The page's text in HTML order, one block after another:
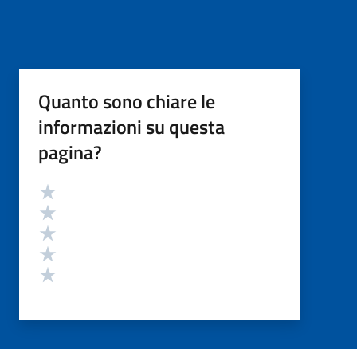
Quanto sono chiare le
informazioni su questa
pagina?
Valutazione